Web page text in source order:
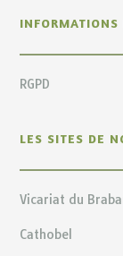
INFORMATIONS
RGPD
LES SITES DE
Vicariat du
Cathobel